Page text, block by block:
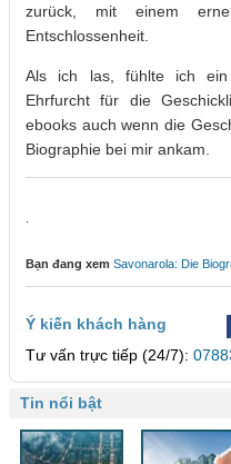
zurück, mit einem
Entschlossenheit.
Als ich las, fühlte ich ein
Ehrfurcht für die
ebooks auch wenn die
Biographie bei mir ankam.
Bạn đang xem Savonarola: Die
Ý kiến khách hàng
Tư vấn trực tiếp (24/7):
Tin nổi bật